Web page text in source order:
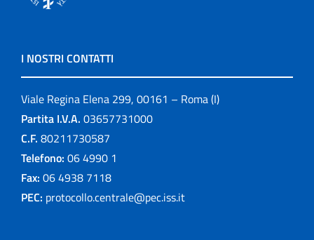
I NOSTRI CONTATTI
Viale Regina Elena 299, 00161 – Roma (I)
Partita I.V.A. 03657731000
C.F. 80211730587
Telefono: 06 4990 1
Fax: 06 4938 7118
PEC: protocollo.centrale@pec.iss.it